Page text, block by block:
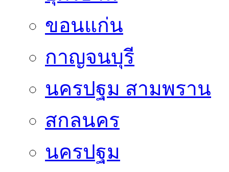
ขอนแก่น
กาญจนบุรี
นครปฐม สามพราน
สกลนคร
นครปฐม